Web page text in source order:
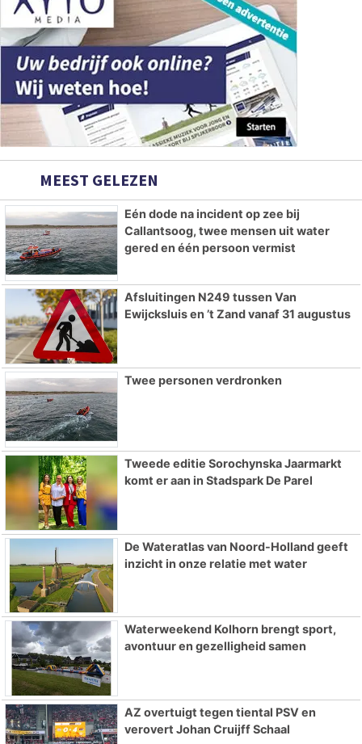
MEEST GELEZEN
Eén dode na incident op zee bij
Callantsoog, twee mensen uit water
gered en één persoon vermist
Afsluitingen N249 tussen Van
Ewijcksluis en ’t Zand vanaf 31 augustus
Twee personen verdronken
Tweede editie Sorochynska Jaarmarkt
komt er aan in Stadspark De Parel
De Wateratlas van Noord-Holland geeft
inzicht in onze relatie met water
Waterweekend Kolhorn brengt sport,
avontuur en gezelligheid samen
AZ overtuigt tegen tiental PSV en
verovert Johan Cruijff Schaal